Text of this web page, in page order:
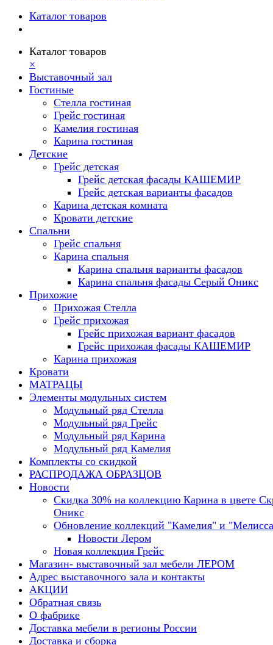
Каталог товаров
Каталог товаров
×
Выставочный зал
Гостиные
Стелла гостиная
Грейс гостиная
Камелия гостиная
Карина гостиная
Детские
Грейс детская
Грейс детская фасады КАШЕМИР
Грейс детская варианты фасадов
Карина детская комната
Кровати детские
Спальни
Грейс спальня
Карина спальня
Карина спальня варианты фасадов
Карина спальня фасады Серый Оникс
Прихожие
Прихожая Стелла
Грейс прихожая
Грейс прихожая вариант фасадов
Грейс прихожая фасады КАШЕМИР
Карина прихожая
Кровати
МАТРАЦЫ
Элементы модульных систем
Модульный ряд Стелла
Модульный ряд Грейс
Модульный ряд Карина
Модульный ряд Камелия
Комплекты со скидкой
РАСПРОДАЖА ОБРАЗЦОВ
Новости
Скидка 30% на коллекцию Карина в цвете
Оникс
Обновление коллекций "Камелия" и
Новости Лером
Новая коллекция Грейс
Магазин- выставочный зал мебели ЛЕРОМ
Адрес выставочного зала и контакты
АКЦИИ
Обратная связь
О фабрике
Доставка мебели в регионы России
Доставка и сборка